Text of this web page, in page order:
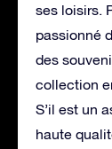
ses loisirs.
passionné
des
collection
S’il est un
haute